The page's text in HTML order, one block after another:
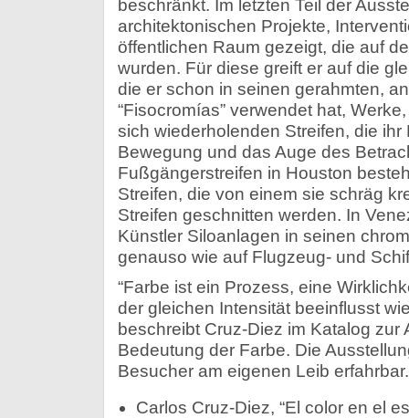
beschränkt. Im letzten Teil der
architektonischen Projekte,
öffentlichen Raum gezeigt, die auf
wurden. Für diese greift er auf die
die er schon in seinen gerahmten,
“Fisocromías” verwendet hat,
sich wiederholenden Streifen, die
Bewegung und das Auge des
Fußgängerstreifen in Houston
Streifen, die von einem sie schräg
Streifen geschnitten werden. In
Künstler Siloanlagen in seinen
genauso wie auf Flugzeug- und
“Farbe ist ein Prozess, eine
der gleichen Intensität beeinflusst
beschreibt Cruz-Diez im Katalog zur
Bedeutung der Farbe. Die
Besucher am eigenen Leib erfahrbar.
Carlos Cruz-Diez, “El color en el